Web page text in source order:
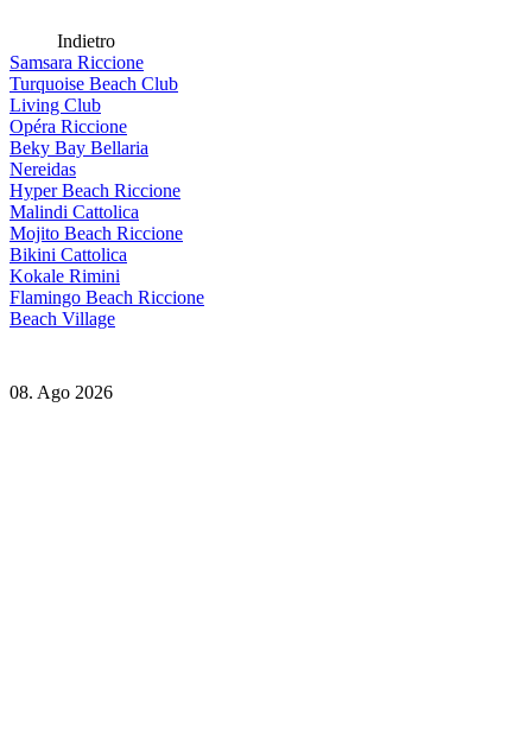
Indietro
Samsara Riccione
Turquoise Beach Club
Living Club
Opéra Riccione
Beky Bay Bellaria
Nereidas
Hyper Beach Riccione
Malindi Cattolica
Mojito Beach Riccione
Bikini Cattolica
Kokale Rimini
Flamingo Beach Riccione
Beach Village
08. Ago 2026